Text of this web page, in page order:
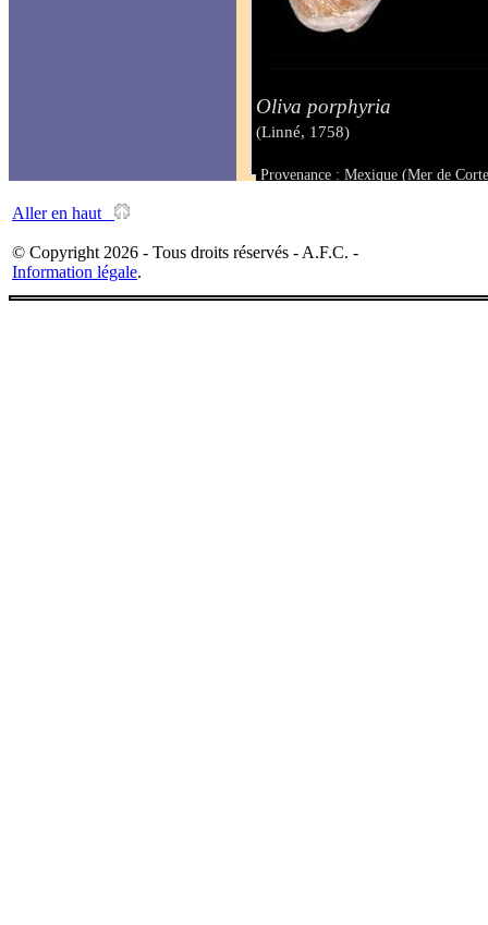
Oliva porphyria
(Linné, 1758)
Provenance : Mexique (Mer de
Aller en haut
© Copyright 2026 - Tous droits réservés - A.F.C. -
Information légale.